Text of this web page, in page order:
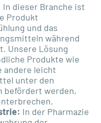
In dieser Branche ist
Produkt
und das
während
Unsere Lösung
Produkte wie
andere leicht
unter den
befördert werden,
In der Pharmazie